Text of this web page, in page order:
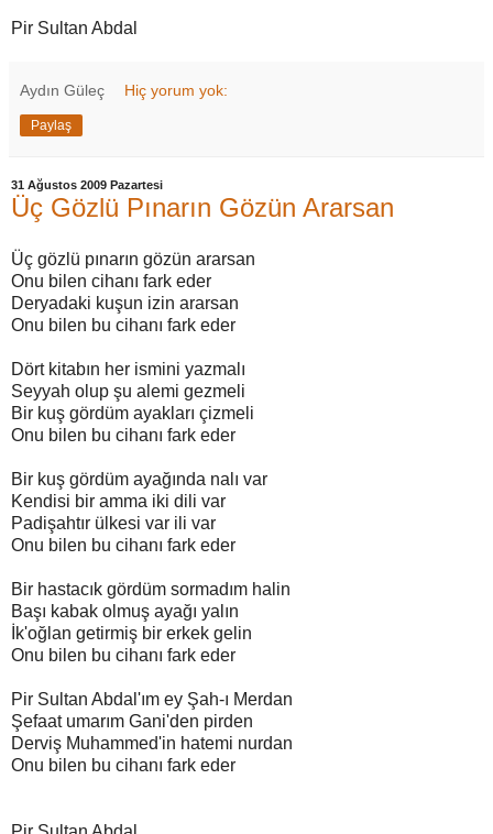
Pir Sultan Abdal
Aydın Güleç Hiç yorum yok:
Paylaş
31 Ağustos 2009 Pazartesi
Üç Gözlü Pınarın Gözün Ararsan
Üç gözlü pınarın gözün ararsan
Onu bilen cihanı fark eder
Deryadaki kuşun izin ararsan
Onu bilen bu cihanı fark eder
Dört kitabın her ismini yazmalı
Seyyah olup şu alemi gezmeli
Bir kuş gördüm ayakları çizmeli
Onu bilen bu cihanı fark eder
Bir kuş gördüm ayağında nalı var
Kendisi bir amma iki dili var
Padişahtır ülkesi var ili var
Onu bilen bu cihanı fark eder
Bir hastacık gördüm sormadım halin
Başı kabak olmuş ayağı yalın
İk'oğlan getirmiş bir erkek gelin
Onu bilen bu cihanı fark eder
Pir Sultan Abdal'ım ey Şah-ı Merdan
Şefaat umarım Gani'den pirden
Derviş Muhammed'in hatemi nurdan
Onu bilen bu cihanı fark eder